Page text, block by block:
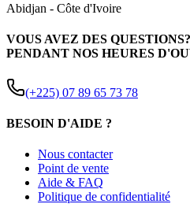
Abidjan - Côte d'Ivoire
VOUS AVEZ DES
PENDANT NOS HEURES
(+225) 07 89 65 73 78
BESOIN D'AIDE ?
Nous contacter
Point de vente
Aide & FAQ
Politique de confidentialité